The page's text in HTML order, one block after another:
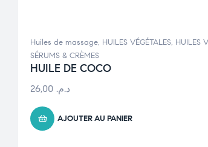
Huiles de massage, HUILES VÉGÉTALES, HUILES
SÉRUMS & CRÈMES
HUILE DE COCO
د.م.
AJOUTER AU PANIER